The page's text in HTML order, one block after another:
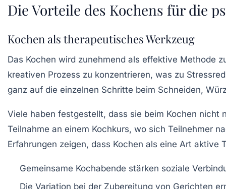
Die Vorteile des Kochens für die
Kochen als therapeutisches Werkzeug
Das Kochen wird zunehmend als effektive Methode
kreativen Prozess zu konzentrieren, was zu
ganz auf die einzelnen Schritte beim Schneiden,
Viele haben festgestellt, dass sie beim Kochen nicht
Teilnahme an einem Kochkurs, wo sich Teilnehmer
Erfahrungen zeigen, dass Kochen als eine Art aktive
Gemeinsame Kochabende stärken soziale
Die Variation bei der Zubereitung von Gerichten